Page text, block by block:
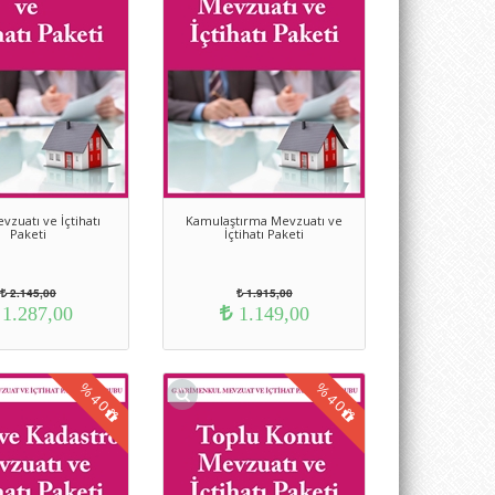
ve İçtihatı
Paketi
2.145,00
Kamulaştırma Mevzuatı ve
İçtihatı Paketi
1.915,00
1.149,00
%40 %40